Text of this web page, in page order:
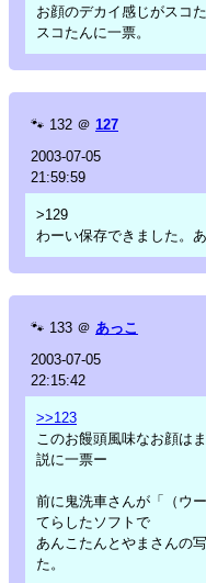
お顔のデカイ感じがスコ
スコたんに一票。
🐾 132 ＠ 127
2003-07-05
21:59:59
>129
わーい保存できました。
🐾 133 ＠ あっこ
2003-07-05
22:15:42
>>123
このお饅頭風味なお顔は
説に一票ー
前に鬼洗車さんが「（ウ
てらしたソフトで
あんこたんとやまさんの
た。